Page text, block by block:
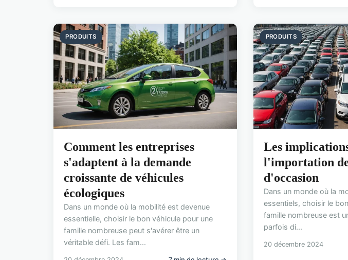
PRODUITS
Comment les entreprises
s'adaptent à la demande
croissante de véhicules
écologiques
Dans un monde où la mobilité est devenue
essentielle, choisir le bon véhicule pour une
famille nombreuse peut s'avérer être un
véritable défi. Les fam...
PRODUITS
Les
l'importation
d'occasion
Dans un monde où la
essentiels, choisir le
famille nombreuse est
parfois di...
20 décembre 2024